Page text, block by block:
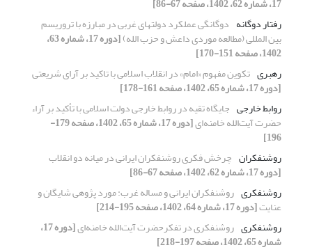
رفتار دوگانه دوگانگی عملکرد دولت‏های غربی در مبارزه با تروریسم
بین ‌المللی (مطالعه موردی داعش و حزب الله) [دوره 17، شماره 63،
1402، صفحه 151-170]
رهبری تکوین مفهوم «امام» در انقلاب اسلامی با تاکید بر آرای شریعتی
[دوره 17، شماره 65، 1402، صفحه 161-178]
روابط خارجی جایگاه تقیه در روابط خارجی دولت اسلامی با تأکید بر آراء
حضرت آیت‌الله خامنه‌ای [دوره 17، شماره 65، 1402، صفحه 179-
196]
روشنفکران چرخش فکری روشنفکران ایرانی در میانه دو انقلاب
[دوره 17، شماره 62، 1402، صفحه 67-86]
روشنفکری روشنفکران ایرانی و مساله غرب: مورد پژوهی شایگان و
عنایت[دوره 17، شماره 64، 1402، صفحه 195-214]
روشنفکری روشنفکری در تفکرحضرت آیت‌الله خامنه‌ای [دوره 17،
شماره 65، 1402، صفحه 197-218]